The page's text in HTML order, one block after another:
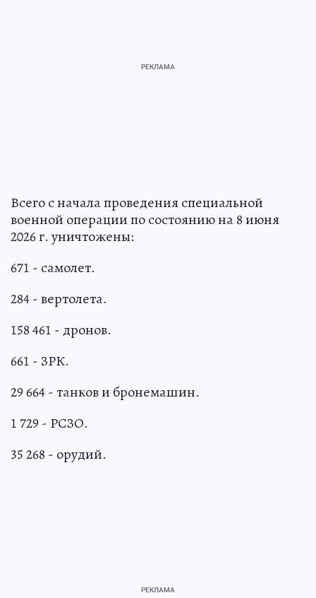
Всего с начала проведения специальной
военной операции по состоянию на 8 июня
2026 г. уничтожены:
671 - самолет.
284 - вертолета.
158 461 - дронов.
661 - ЗРК.
29 664 - танков и бронемашин.
1 729 - РСЗО.
35 268 - орудий.